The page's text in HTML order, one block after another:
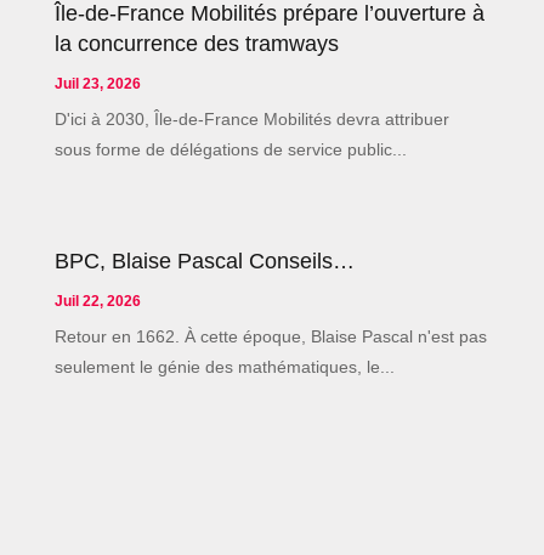
Île-de-France Mobilités prépare l’ouverture à
la concurrence des tramways
Juil 23, 2026
D'ici à 2030, Île-de-France Mobilités devra attribuer
sous forme de délégations de service public...
BPC, Blaise Pascal Conseils…
Juil 22, 2026
Retour en 1662. À cette époque, Blaise Pascal n'est pas
seulement le génie des mathématiques, le...